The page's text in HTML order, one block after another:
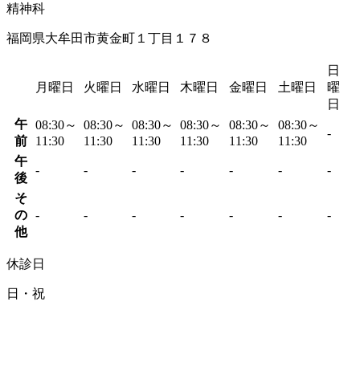
精神科
福岡県大牟田市黄金町１丁目１７８
月曜日 火曜日 水曜日 木曜日 金曜日 土曜日
日
曜
日
午
前
08:30～
11:30
08:30～
11:30
08:30～
11:30
08:30～
11:30
08:30～
11:30
08:30～
11:30
-
午
後
- - - - - - -
そ
の
他
- - - - - - -
休診日
日・祝